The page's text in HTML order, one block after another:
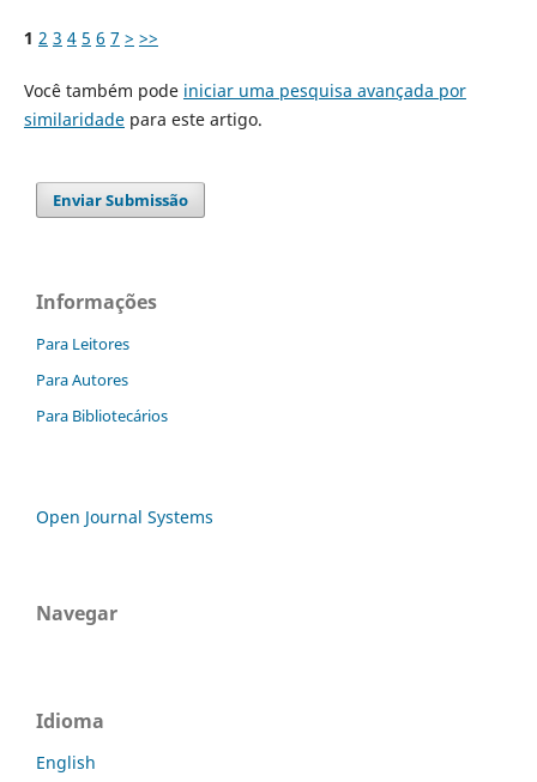
1 2 3 4 5 6 7 > >>
Você também pode iniciar uma pesquisa avançada por
similaridadepara este artigo.
Enviar Submissão
Informações
Para Leitores
Para Autores
Para Bibliotecários
Open Journal Systems
Navegar
Idioma
English